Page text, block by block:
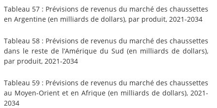
Tableau 57 : Prévisions de revenus du marché des chaussettes
en Argentine (en milliards de dollars), par produit, 2021-2034
Tableau 58 : Prévisions de revenus du marché des chaussettes
dans le reste de l’Amérique du Sud (en milliards de dollars),
par produit, 2021-2034
Tableau 59 : Prévisions de revenus du marché des chaussettes
au Moyen-Orient et en Afrique (en milliards de dollars), 2021-
2034